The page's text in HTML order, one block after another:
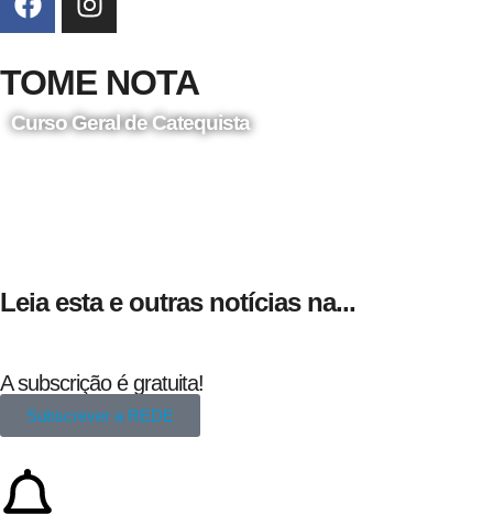
TOME NOTA
Curso Geral de Catequista
Leia esta e outras notícias na...
A subscrição é gratuita!
Subscrever a REDE